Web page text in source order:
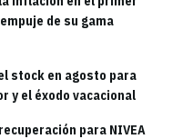
de su gama
stock en agosto para
y el éxodo vacacional
para NIVEA